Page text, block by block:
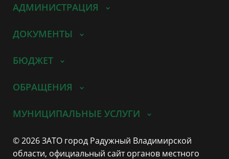
АДМИНИСТРАЦИЯ
ДОКУМЕНТЫ
БЮДЖЕТ
ОБРАЩЕНИЯ
МУНИЦИПАЛЬНЫЕ УСЛУГИ
© 2026 ЗАТО город Радужный Владимирской
области, официальный сайт органов местного